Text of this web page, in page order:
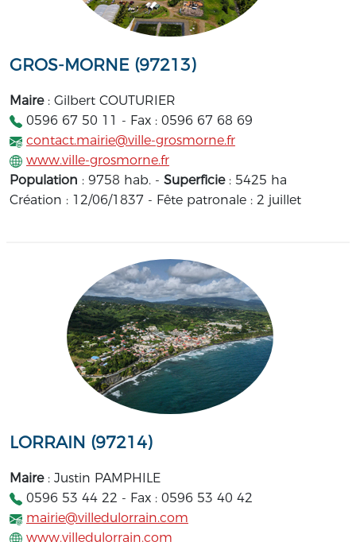
GROS-MORNE (97213)
Maire: Gilbert COUTURIER
0596 67 50 11 - Fax : 0596 67 68 69
contact.mairie@ville-grosmorne.fr
www.ville-grosmorne.fr
Population : 9758 hab. - Superficie : 5425 ha
Création : 12/06/1837 - Fête patronale : 2 juillet
LORRAIN (97214)
Maire: Justin PAMPHILE
0596 53 44 22 - Fax : 0596 53 40 42
mairie@villedulorrain.com
www.villedulorrain.com